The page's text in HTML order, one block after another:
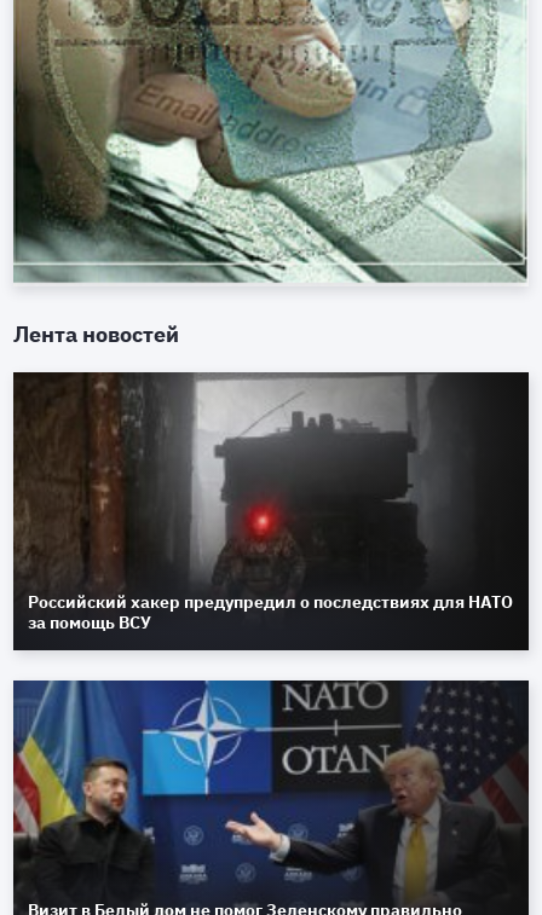
Лента новостей
Российский хакер предупредил о последствиях для НАТО
за помощь ВСУ
Визит в Белый дом не помог Зеленскому правильно